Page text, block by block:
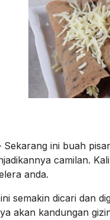
Sekarang ini buah
camilan.
anda.
semakin dicari dan
akan kandungan